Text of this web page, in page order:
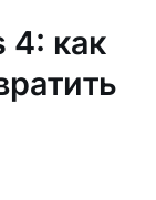
4: как